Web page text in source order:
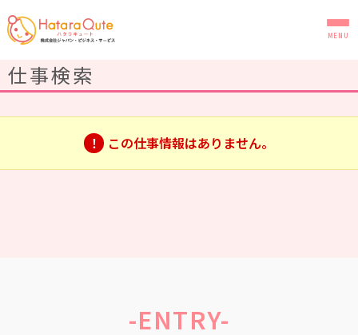
HataraQuteについて
MENU
仕事検索
この仕事情報はありません。
-ENTRY-